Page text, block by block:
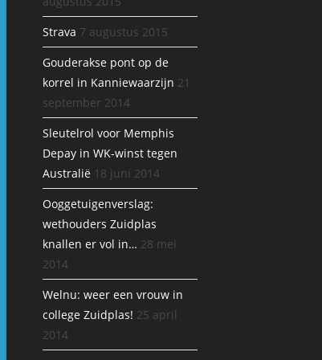
Strava 7 augustus 2015
Gouderakse pont op de
korrel in Kanniewaarzijn 21
september 2014
Sleutelrol voor Memphis
Depay in WK-winst tegen
Australië 18 juni 2014
Ooggetuigenverslag:
wethouders Zuidplas
knallen er vol in… 28 mei
2014
Welnu: weer een vrouw in
college Zuidplas! 25 april
2014